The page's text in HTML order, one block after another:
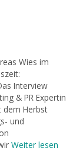
Wies im
Interview
& PR Expertin
dem Herbst
und
Weiter lesen